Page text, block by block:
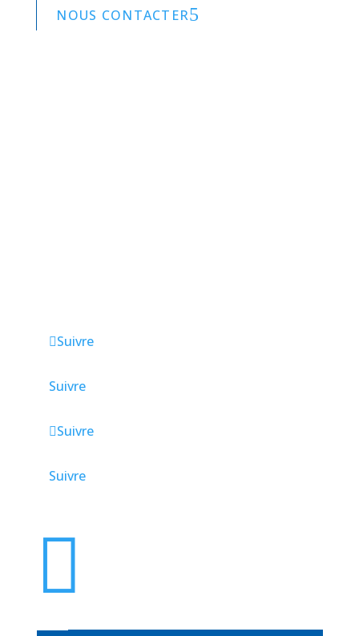
NOUS CONTACTER
Suivre
Suivre
Suivre
Suivre
